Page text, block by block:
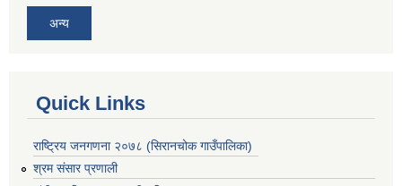
अन्य
Quick Links
राष्ट्रिय जनगणना २०७८ (सिरानचोक गाउँपालिका)
श्रम संसार प्रणाली